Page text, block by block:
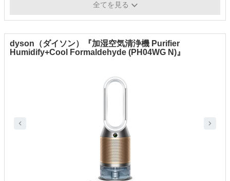
全てを見る
dyson（ダイソン）『加湿空気清浄機 Purifier
Humidify+Cool Formaldehyde (PH04WG N)』